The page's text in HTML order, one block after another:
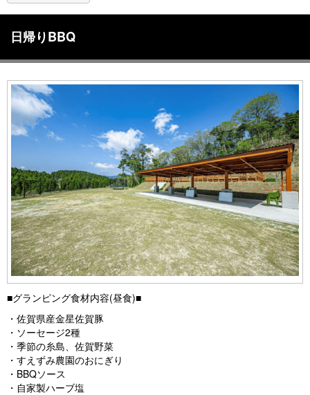
日帰りBBQ
■グランピング食材内容(昼食)■
・佐賀県産金星佐賀豚
・ソーセージ2種
・季節の糸島、佐賀野菜
・すえずみ農園のおにぎり
・BBQソース
・自家製ハーブ塩